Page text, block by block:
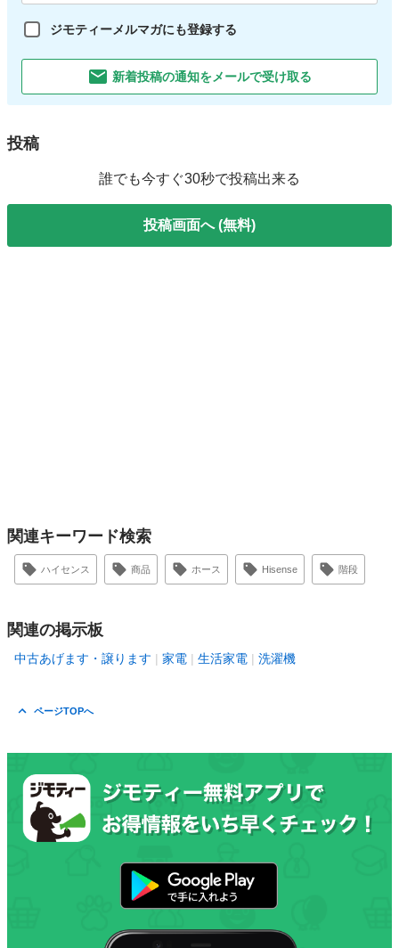
ジモティーメルマガにも登録する
新着投稿の通知をメールで受け取る
投稿
誰でも今すぐ30秒で投稿出来る
投稿画面へ (無料)
関連キーワード検索
ハイセンス 商品 ホース Hisense 階段
関連の掲示板
中古あげます・譲ります 家電 生活家電 洗濯機
ページTOPへ